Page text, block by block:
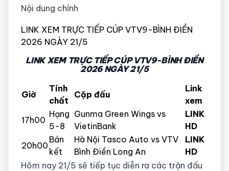
Nội dung chính
LINK XEM TRỰC TIẾP CÚP VTV9-BÌNH ĐIỀN
2026 NGÀY 21/5
LINK XEM TRỰC TIẾP CÚP VTV9-BÌNH ĐIỀN
2026 NGÀY 21/5
Giờ
Tính
chất
Cặp đấu
Link
xem
17h00
Hạng
5-8
Gunma Green Wings vs
VietinBank
LINK
HD
20h00
Bán
kết
Hà Nội Tasco Auto vs VTV
Bình Điền Long An
LINK
HD
Hôm nay 21/5 sẽ tiếp tục diễn ra các trận đấu